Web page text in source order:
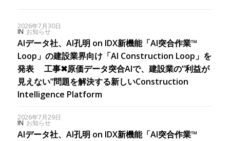
2026年7月30日
IN お知らせ
AIデータ社、AI孔明 on IDX新機能「AI突合作業™︎
Loop」の建設業界向け「AI Construction Loop」を
発表 工事✖︎原価データ突合AIで、建設業の”利益が
見えない”問題を解決する新しいConstruction
Intelligence Platform
2026年7月29日
IN お知らせ
AIデータ社、AI孔明 on IDX新機能「AI突合作業™